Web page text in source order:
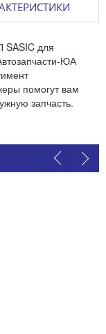
SASIC для
ЮА
помогут вам
запчасть.